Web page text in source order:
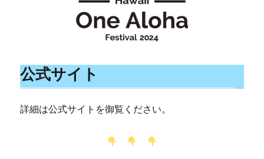
公式サイト
詳細は公式サイトを御覧ください。